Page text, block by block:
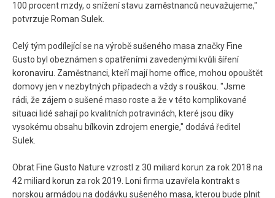
100 procent mzdy, o snížení stavu zaměstnanců neuvažujeme,"
potvrzuje Roman Sulek.
Celý tým podílející se na výrobě sušeného masa značky Fine
Gusto byl obeznámen s opatřeními zavedenými kvůli šíření
koronaviru. Zaměstnanci, kteří mají home office, mohou opouštět
domovy jen v nezbytných případech a vždy s rouškou. "Jsme
rádi, že zájem o sušené maso roste a že v této komplikované
situaci lidé sahají po kvalitních potravinách, které jsou díky
vysokému obsahu bílkovin zdrojem energie," dodává ředitel
Sulek.
Obrat Fine Gusto Nature vzrostl z 30 miliard korun za rok 2018 na
42 miliard korun za rok 2019. Loni firma uzavřela kontrakt s
norskou armádou na dodávku sušeného masa, kterou bude plnit